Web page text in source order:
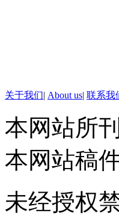
制定了一条
定。据说这
小镇叫板
率。
【印男子
关于我们| About us| 联系我
本网站所
本网站稿
未经授权